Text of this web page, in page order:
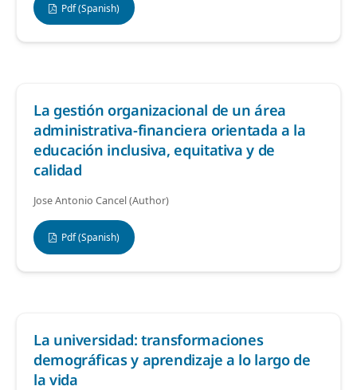
Pdf (Spanish)
La gestión organizacional de un área
administrativa-financiera orientada a la
educación inclusiva, equitativa y de
calidad
Jose Antonio Cancel (Author)
Pdf (Spanish)
La universidad: transformaciones
demográficas y aprendizaje a lo largo de
la vida